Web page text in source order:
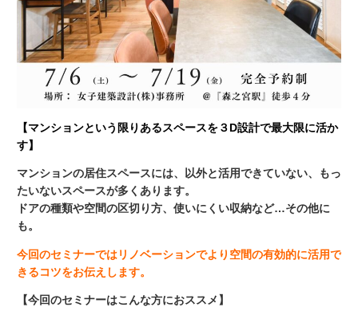
【マンションという限りあるスペースを３D設計で最大限に活か
す】
マンションの居住スペースには、以外と活用できていない、もっ
たいないスペースが多くあります。
ドアの種類や空間の区切り方、使いにくい収納など…その他に
も。
今回のセミナーではリノベーションでより空間の有効的に活用で
きるコツをお伝えします。
【今回のセミナーはこんな方におススメ】